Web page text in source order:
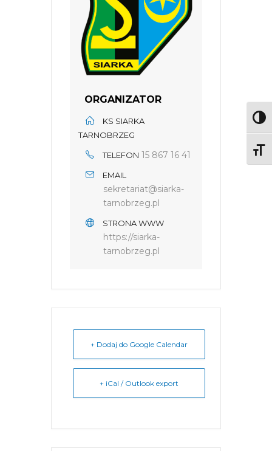
ORGANIZATOR
KS SIARKA
TARNOBRZEG
TELEFON 15 867 16 41
EMAIL
sekretariat@siarka-
tarnobrzeg.pl
STRONA WWW
https://siarka-
tarnobrzeg.pl
+ Dodaj do Google Calendar
+ iCal / Outlook export